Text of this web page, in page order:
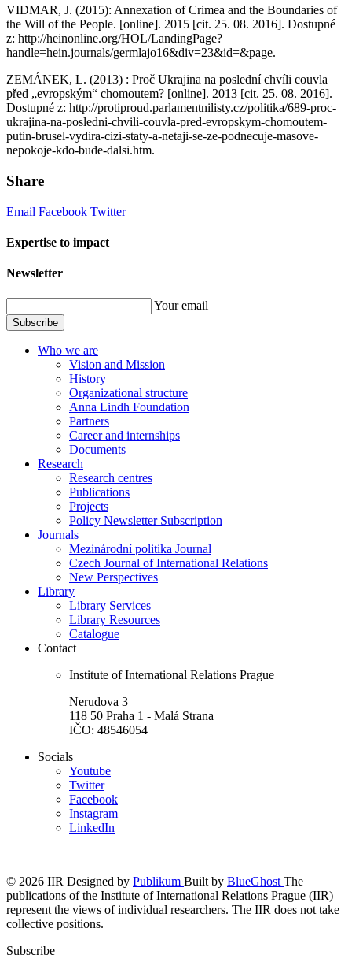
VIDMAR, J. (2015): Annexation of Crimea and the Boundaries of
the Will of the People. [online]. 2015 [cit. 25. 08. 2016]. Dostupné
z: http://heinonline.org/HOL/LandingPage?
handle=hein.journals/germlajo16&div=23&id=&page.
ZEMÁNEK, L. (2013) : Proč Ukrajina na poslední chvíli couvla
před „evropským“ chomoutem? [online]. 2013 [cit. 25. 08. 2016].
Dostupné z: http://protiproud.parlamentnilisty.cz/politika/689-proc-
ukrajina-na-posledni-chvili-couvla-pred-evropskym-chomoutem-
putin-brusel-vydira-cizi-staty-a-netaji-se-ze-podnecuje-masove-
nepokoje-kdo-bude-dalsi.htm.
Share
Email Facebook Twitter
Expertise to impact
Newsletter
Your email
Subscribe
Who we are
Vision and Mission
History
Organizational structure
Anna Lindh Foundation
Partners
Career and internships
Documents
Research
Research centres
Publications
Projects
Policy Newsletter Subscription
Journals
Mezinárodní politika Journal
Czech Journal of International Relations
New Perspectives
Library
Library Services
Library Resources
Catalogue
Contact
Institute of International Relations Prague
Nerudova 3
118 50 Praha 1 - Malá Strana
IČO: 48546054
Socials
Youtube
Twitter
Facebook
Instagram
LinkedIn
© 2026 IIR Designed by Publikum Built by BlueGhost The
publications of the Institute of International Relations Prague (IIR)
represent the views of individual researchers. The IIR does not take
collective positions.
Subscribe